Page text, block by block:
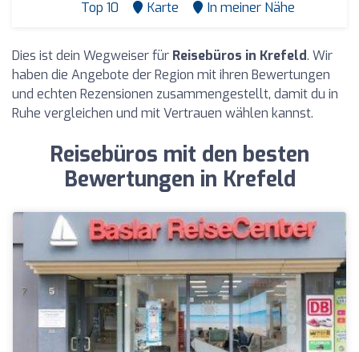
Top 10 Karte In meiner Nähe
Dies ist dein Wegweiser für Reisebüros in Krefeld. Wir
haben die Angebote der Region mit ihren Bewertungen
und echten Rezensionen zusammengestellt, damit du in
Ruhe vergleichen und mit Vertrauen wählen kannst.
Reisebüros mit den besten
Bewertungen in Krefeld